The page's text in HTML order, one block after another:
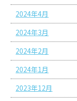
2024年4月
2024年3月
2024年2月
2024年1月
2023年12月